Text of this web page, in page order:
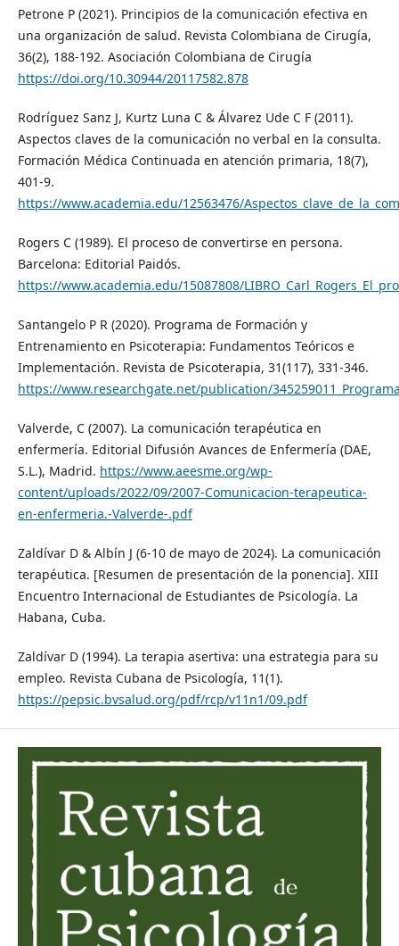
Petrone P (2021). Principios de la comunicación efectiva en
una organización de salud. Revista Colombiana de Cirugía,
36(2), 188-192. Asociación Colombiana de Cirugía
https://doi.org/10.30944/20117582.878
Rodríguez Sanz J, Kurtz Luna C & Álvarez Ude C F (2011).
Aspectos claves de la comunicación no verbal en la consulta.
Formación Médica Continuada en atención primaria, 18(7),
401-9.
https://www.academia.edu/12563476/
Rogers C (1989). El proceso de convertirse en persona.
Barcelona: Editorial Paidós.
https://www.academia.edu/15087808/
Santangelo P R (2020). Programa de Formación y
Entrenamiento en Psicoterapia: Fundamentos Teóricos e
Implementación. Revista de Psicoterapia, 31(117), 331-346.
https://www.researchgate.net/publication/
Valverde, C (2007). La comunicación terapéutica en
enfermería. Editorial Difusión Avances de Enfermería (DAE,
S.L.), Madrid. https://www.aeesme.org/wp-
content/uploads/2022/09/2007-Comunicacion-terapeutica-
en-enfermeria.-Valverde-.pdf
Zaldívar D & Albín J (6-10 de mayo de 2024). La comunicación
terapéutica. [Resumen de presentación de la ponencia]. XIII
Encuentro Internacional de Estudiantes de Psicología. La
Habana, Cuba.
Zaldívar D (1994). La terapia asertiva: una estrategia para su
empleo. Revista Cubana de Psicología, 11(1).
https://pepsic.bvsalud.org/pdf/rcp/v11n1/09.pdf